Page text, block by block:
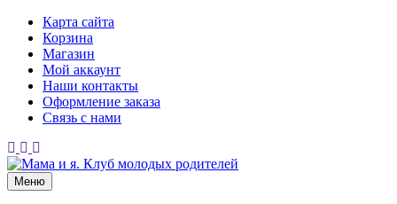
Перейти
содержимому
Карта сайта
Корзина
Магазин
Мой аккаунт
Наши контакты
Оформление заказа
Связь с нами
Мама и я. Клуб молодых родителей
Меню